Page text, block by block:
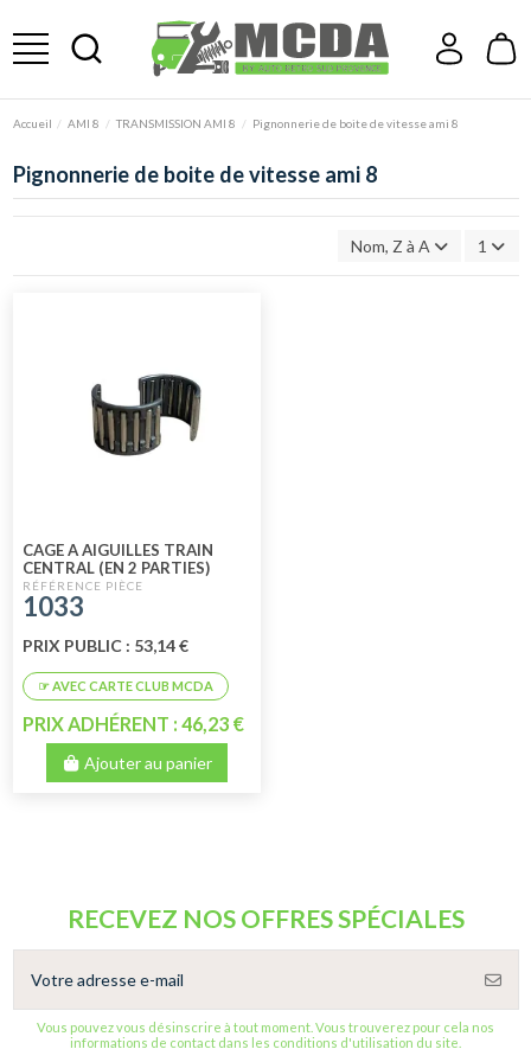
Accueil AMI 8 TRANSMISSION AMI 8 Pignonnerie de boite de vitesse ami 8
Pignonnerie de boite de vitesse ami 8
Nom, Z à A 1
CAGE A AIGUILLES TRAIN
CENTRAL (EN 2 PARTIES)
1033
PRIX PUBLIC : 53,14 €
PRIX ADHÉRENT : 46,23 €
Ajouter au panier
RECEVEZ NOS OFFRES SPÉCIALES
Vous pouvez vous désinscrire à tout moment. Vous trouverez pour cela nos
informations de contact dans les conditions d'utilisation du site.